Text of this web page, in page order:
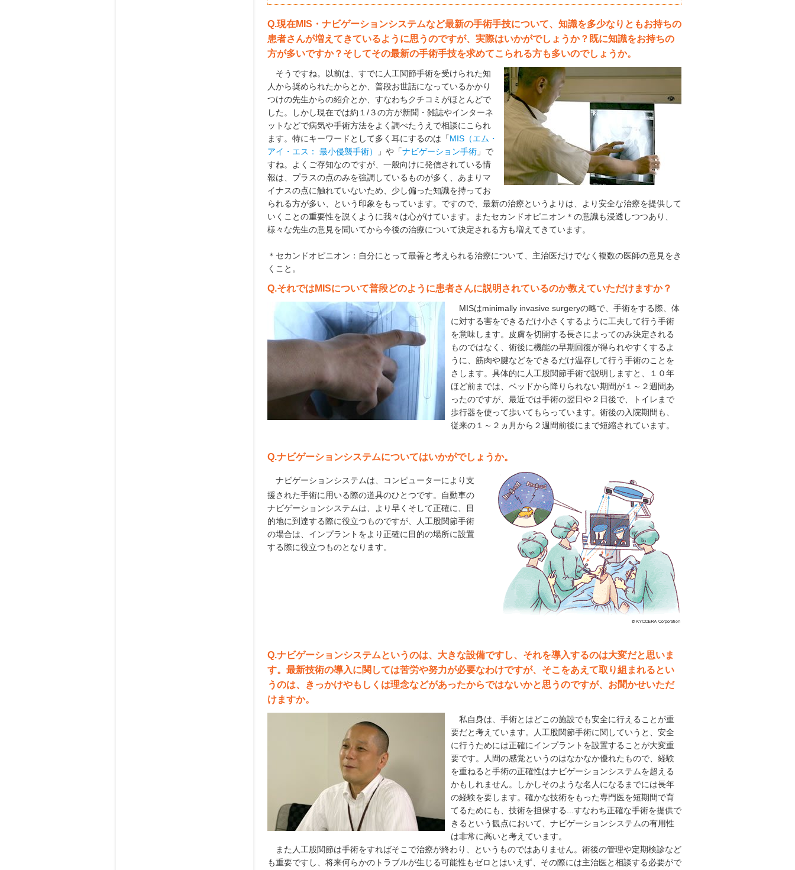
Q.現在MIS・ナビゲーションシステムなど最新の手術手技について、知識を多少なりともお持ちの
患者さんが増えてきているように思うのですが、実際はいかがでしょうか？既に知識をお持ちの
方が多いですか？そしてその最新の手術手技を求めてこられる方も多いのでしょうか。
そうですね。以前は、すでに人工関節手術を受けられた知
人から奨められたからとか、普段お世話になっているかかり
つけの先生からの紹介とか、すなわちクチコミがほとんどで
した。しかし現在では約１/３の方が新聞・雑誌やインターネ
ットなどで病気や手術方法をよく調べたうえで相談にこられ
ます。特にキーワードとして多く耳にするのは「MIS（エム・
アイ・エス： 最小侵襲手術）
」や「ナビゲーション手術 」で
すね。よくご存知なのですが、一般向けに発信されている情
報は、プラスの点のみを強調しているものが多く、あまりマ
イナスの点に触れていないため、少し偏った知識を持ってお
られる方が多い、という印象をもっています。ですので、最新の治療というよりは、より安全な治療を提供して
いくことの重要性を説くように我々は心がけています。またセカンドオピニオン＊の意識も浸透しつつあり、
様々な先生の意見を聞いてから今後の治療について決定される方も増えてきています。
＊セカンドオピニオン：自分にとって最善と考えられる治療について、主治医だけでなく複数の医師の意見をき
くこと。
Q.それではMISについて普段どのように患者さんに説明されているのか教えていただけますか？
MISはminimally invasive surgeryの略で、手術をする際、体
に対する害をできるだけ小さくするように工夫して行う手術
を意味します。皮膚を切開する長さによってのみ決定される
ものではなく、術後に機能の早期回復が得られやすくするよ
うに、筋肉や腱などをできるだけ温存して行う手術のことを
さします。具体的に人工股関節手術で説明しますと、１０年
ほど前までは、ベッドから降りられない期間が１～２週間あ
ったのですが、最近では手術の翌日や２日後で、トイレまで
歩行器を使って歩いてもらっています。術後の入院期間も、
従来の１～２ヵ月から２週間前後にまで短縮されています。
Q.ナビゲーションシステムについてはいかがでしょうか。
ナビゲーションシステムは、コンピューターにより支
援された手術に用いる際の道具のひとつです。自動車の
ナビゲーションシステムは、より早くそして正確に、目
的地に到達する際に役立つものですが、人工股関節手術
の場合は、インプラントをより正確に目的の場所に設置
する際に役立つものとなります。
Q.ナビゲーションシステムというのは、大きな設備ですし、それを導入するのは大変だと思いま
す。最新技術の導入に関しては苦労や努力が必要なわけですが、そこをあえて取り組まれるとい
うのは、きっかけやもしくは理念などがあったからではないかと思うのですが、お聞かせいただ
けますか。
私自身は、手術とはどこの施設でも安全に行えることが重
要だと考えています。人工股関節手術に関していうと、安全
に行うためには正確にインプラントを設置することが大変重
要です。人間の感覚というのはなかなか優れたもので、経験
を重ねると手術の正確性はナビゲーションシステムを超える
かもしれません。しかしそのような名人になるまでには長年
の経験を要します。確かな技術をもった専門医を短期間で育
てるためにも、技術を担保する...すなわち正確な手術を提供で
きるという観点において、ナビゲーションシステムの有用性
は非常に高いと考えています。
また人工股関節は手術をすればそこで治療が終わり、というものではありません。術後の管理や定期検診など
も重要ですし、将来何らかのトラブルが生じる可能性もゼロとはいえず、その際には主治医と相談する必要がで